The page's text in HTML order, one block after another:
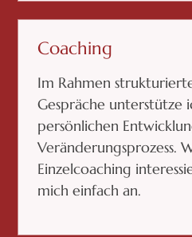
Coaching
Im Rahmen
Gespräche unterstütze
persönlichen
Veränderungsprozess.
Einzelcoaching
mich einfach an.